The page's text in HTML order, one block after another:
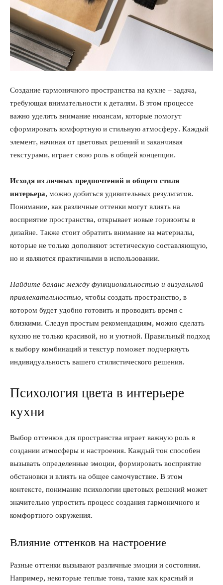
Создание гармоничного пространства на кухне – задача,
требующая внимательности к деталям. В этом процессе
важно уделить внимание нюансам, которые помогут
сформировать комфортную и стильную атмосферу. Каждый
элемент, начиная от цветовых решений и заканчивая
текстурами, играет свою роль в общей концепции.
Исходя из личных предпочтений и общего стиля
интерьера, можно добиться удивительных результатов.
Понимание, как различные оттенки могут влиять на
восприятие пространства, открывает новые горизонты в
дизайне. Также стоит обратить внимание на материалы,
которые не только дополняют эстетическую составляющую,
но и являются практичными в использовании.
Найдите баланс между функциональностью и визуальной
привлекательностью, чтобы создать пространство, в
котором будет удобно готовить и проводить время с
близкими. Следуя простым рекомендациям, можно сделать
кухню не только красивой, но и уютной. Правильный подход
к выбору комбинаций и текстур поможет подчеркнуть
индивидуальность вашего стилистического решения.
Психология цвета в интерьере
кухни
Выбор оттенков для пространства играет важную роль в
создании атмосферы и настроения. Каждый тон способен
вызывать определенные эмоции, формировать восприятие
обстановки и влиять на общее самочувствие. В этом
контексте, понимание психологии цветовых решений может
значительно упростить процесс создания гармоничного и
комфортного окружения.
Влияние оттенков на настроение
Разные оттенки вызывают различные эмоции и состояния.
Например, некоторые теплые тона, такие как красный и